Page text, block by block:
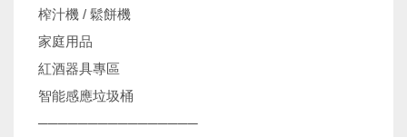
榨汁機 / 鬆餅機
家庭用品
紅酒器具專區
智能感應垃圾桶
────────────────